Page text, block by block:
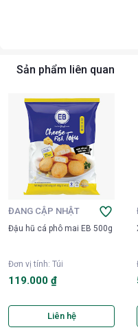
Sản phẩm liên quan
ĐANG CẬP NHẬT
Đậu hũ cá phô mai EB 500g
Đơn vị tính: Túi
119.000 ₫
Liên hệ